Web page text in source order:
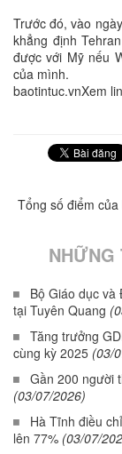
Trước đó, vào
khẳng định
được với Mỹ nếu
của mình.
baotintuc.vnXem
Tổng số điểm
NHỮNG
Bộ Giáo dục và
tại Tuyên Quang
Tăng trưởng
cùng kỳ 2025 (03/
Gần 200 người
(03/07/2026)
Hà Tĩnh điều
lên 77% (03/07/